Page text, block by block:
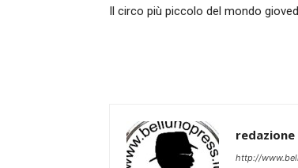
Il circo più piccolo del mondo
redazione
http://